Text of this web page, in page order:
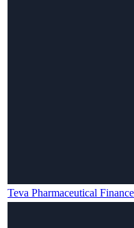
Teva Pharmaceutical